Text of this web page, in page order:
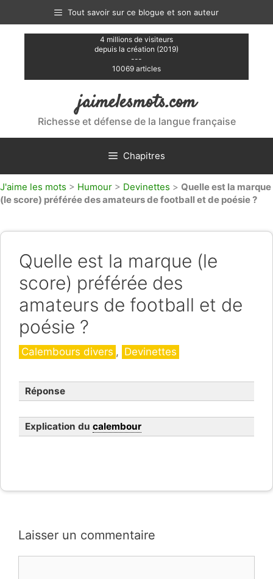
contenu
Tout savoir sur ce blogue et son auteur
4 millions de visiteurs
depuis la création (2019)
---
10069 articles
jaimelesmots.com
Richesse et défense de la langue française
Chapitres
J'aime les mots > Humour > Devinettes > Quelle est la marque
(le score) préférée des amateurs de football et de poésie ?
Quelle est la marque (le
score) préférée des
amateurs de football et de
poésie ?
Catégories
Calembours divers , Devinettes
Réponse
Explication du calembour
Laisser un commentaire